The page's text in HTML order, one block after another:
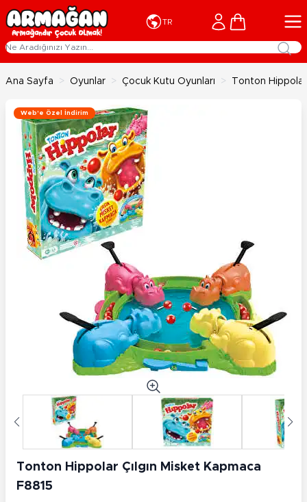
İçeriğe geç
TR Cart
Ana Sayfa > Oyunlar > Çocuk Kutu Oyunları > Tonton Hippolar
Web'e Özel İndirim
Tonton Hippolar Çılgın Misket Kapmaca
F8815